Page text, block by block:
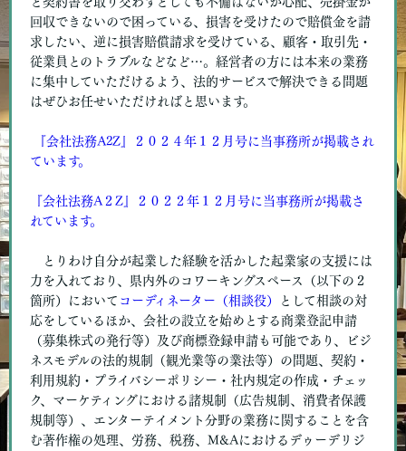
回収できないので困っている、損害を受けたので賠償金を請
求したい、逆に損害賠償請求を受けている、顧客・取引先・
従業員とのトラブルなどなど…。経営者の方には本来の業務
に集中していただけるよう、法的サービスで解決できる問題
はぜひお任せいただければと思います。
『会社法務A2Z』２０２４年１２月号に当事務所が掲載され
ています。
『会社法務A２Z』２０２２年１２月号に当事務所が掲載さ
れています。
とりわけ自分が起業した経験を活かした起業家の支援には
力を入れており、県内外のコワーキングスペース（以下の２
箇所）において コーディネーター（相談役）
として相談の対
応をしているほか、会社の設立を始めとする商業登記申請
（募集株式の発行等）及び商標登録申請も可能であり、ビジ
ネスモデルの法的規制（観光業等の業法等）の問題、契約・
利用規約・プライバシーポリシー・社内規定の作成・チェッ
ク、マーケティングにおける諸規制（広告規制、消費者保護
規制等）、エンターテイメント分野の業務に関することを含
む著作権の処理、労務、税務、M&Aにおけるデゥーデリジ